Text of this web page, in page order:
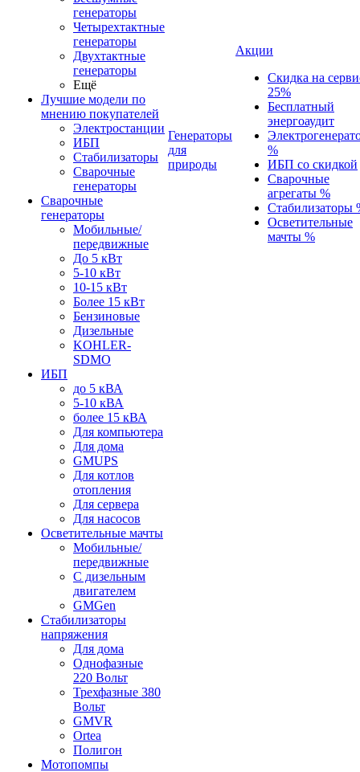
генераторы
Четырехтактные
генераторы
Двухтактные
генераторы
Ещё
Лучшие модели по
мнению покупателей
Электростанции
ИБП
Стабилизаторы
Сварочные
генераторы
Сварочные
генераторы
Мобильные/
передвижные
До 5 кВт
5-10 кВт
10-15 кВт
Более 15 кВт
Бензиновые
Дизельные
KOHLER-
SDMO
ИБП
до 5 кВА
5-10 кВА
более 15 кВА
Для компьютера
Для дома
GMUPS
Для котлов
отопления
Для сервера
Для насосов
Осветительные мачты
Мобильные/
передвижные
С дизельным
двигателем
GMGen
Стабилизаторы
напряжения
Для дома
Однофазные
220 Вольт
Трехфазные 380
Вольт
GMVR
Ortea
Полигон
Мотопомпы
Генераторы
для
природы
Акции
Скидка на
25%
Бесплатный
энергоаудит
%
ИБП со скидкой
Сварочные
агрегаты %
Стабилизаторы
Осветительные
мачты %